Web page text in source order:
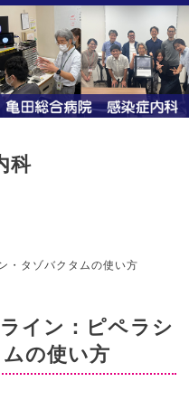
科
・タゾバクタムの使い方
イン：ピペラシ
の使い方